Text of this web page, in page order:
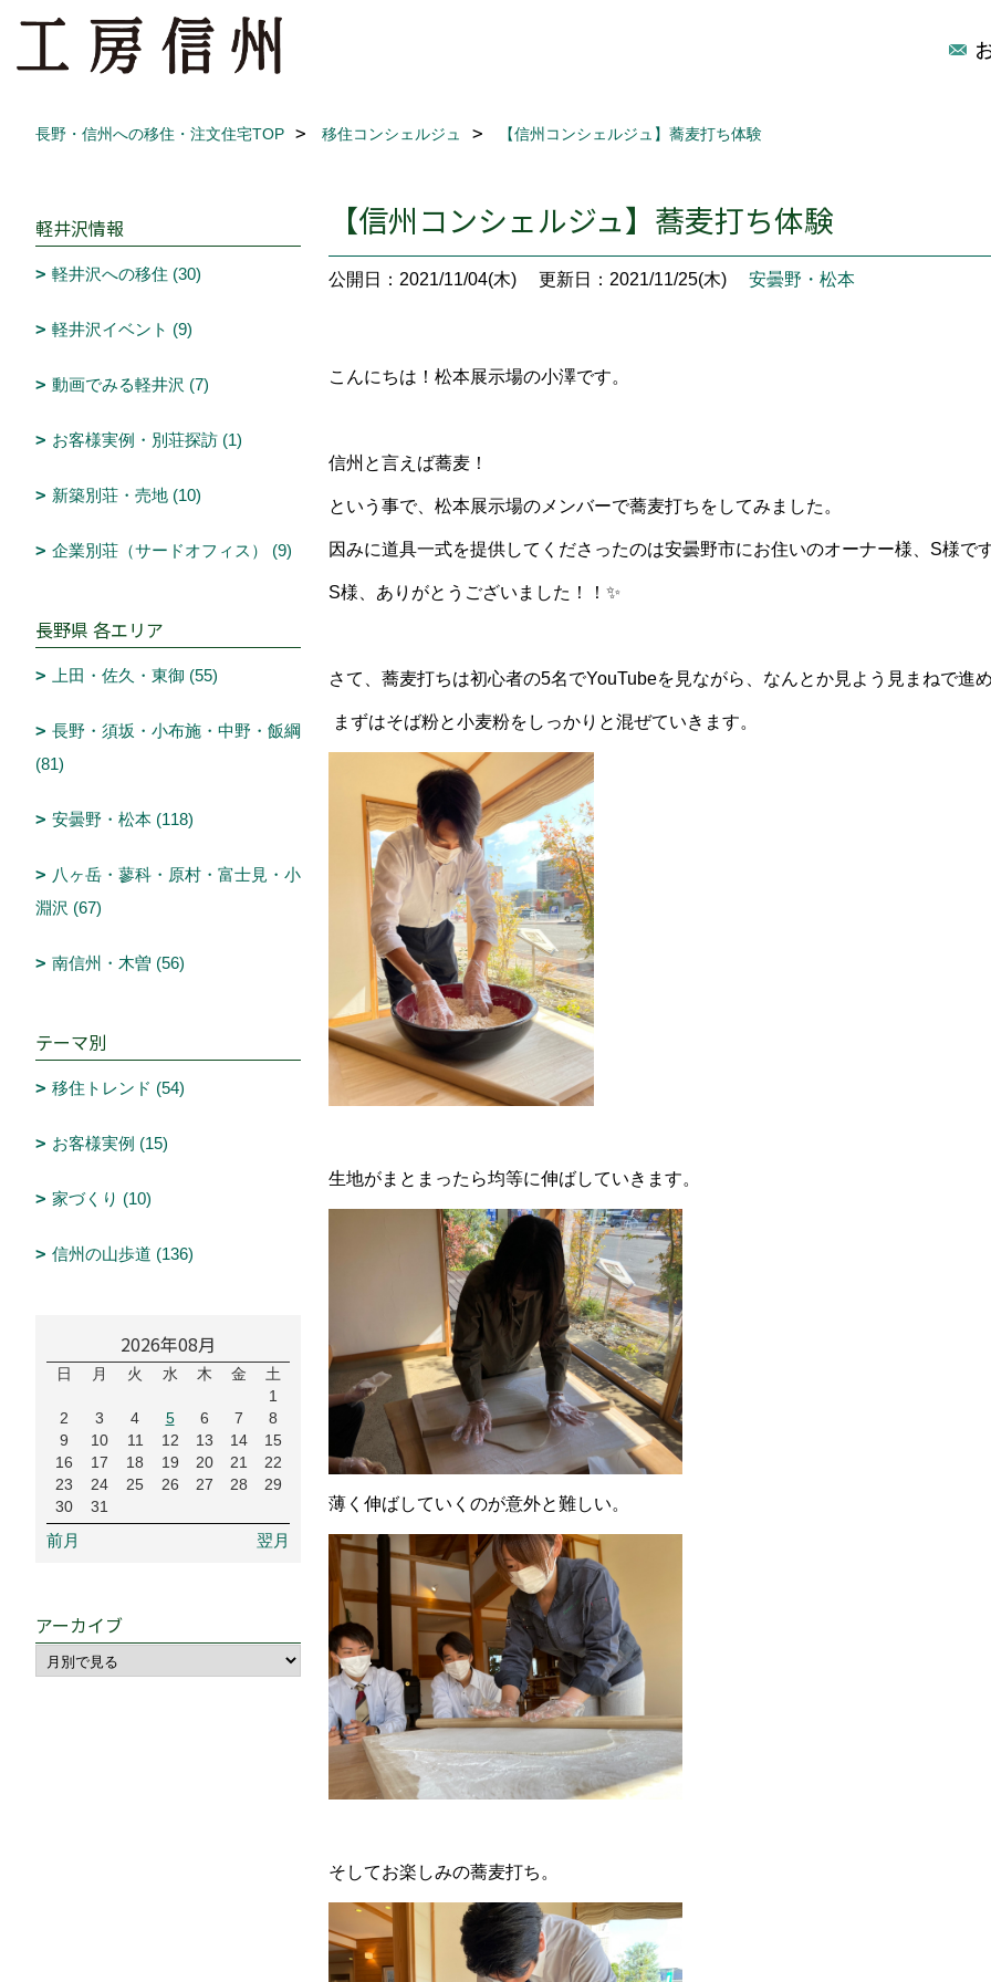
長野・信州への移住・注文住宅TOP 移住コンシェルジュ 【信州コンシェルジュ】蕎麦打ち体験
【信州コンシェルジュ】蕎麦打ち体験
公開日：2021/11/04(木) 更新日：2021/11/25(木) 安曇野・松本
こんにちは！松本展示場の小澤です。
信州と言えば蕎麦！
という事で、松本展示場のメンバーで蕎麦打ちをしてみました。
因みに道具一式を提供してくださったのは安曇野市にお住いのオーナー様、S様です
S様、ありがとうございました！！✨
さて、蕎麦打ちは初心者の5名でYouTubeを見ながら、なんとか見よう見まねで進め
まずはそば粉と小麦粉をしっかりと混ぜていきます。
生地がまとまったら均等に伸ばしていきます。
薄く伸ばしていくのが意外と難しい。
そしてお楽しみの蕎麦打ち。
軽井沢情報
軽井沢への移住 (30)
軽井沢イベント (9)
動画でみる軽井沢 (7)
お客様実例・別荘探訪 (1)
新築別荘・売地 (10)
企業別荘（サードオフィス） (9)
長野県 各エリア
上田・佐久・東御 (55)
長野・須坂・小布施・中野・飯綱
(81)
安曇野・松本 (118)
八ヶ岳・蓼科・原村・富士見・小
淵沢 (67)
南信州・木曽 (56)
テーマ別
移住トレンド (54)
お客様実例 (15)
家づくり (10)
信州の山歩道 (136)
2026年08月
日 月 火 水 木 金
土
1
2
3 4 5 6 7
8
9
10 11 12 13 14
15
16
17 18 19 20 21
22
23
24 25 26 27 28
29
30
31
前月 翌月
アーカイブ